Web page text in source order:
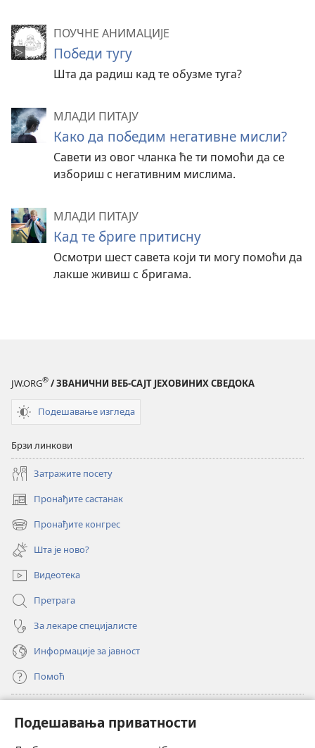
Подешавања приватности
ПОУЧНЕ АНИМАЦИЈЕ
Победи тугу
Шта да радиш кад те обузме туга?
МЛАДИ ПИТАЈУ
Како да победим негативне мисли?
Савети из овог чланка ће ти помоћи да се
избориш с негативним мислима.
МЛАДИ ПИТАЈУ
Кад те бриге притисну
Осмотри шест савета који ти могу помоћи да
лакше живиш с бригама.
JW.ORG® / ЗВАНИЧНИ ВЕБ-САЈТ ЈЕХОВИНИХ СВЕДОКА
Подешавање изгледа
Брзи линкови
Затражите посету
Пронађите састанак
(отвара
нови
прозор)
Пронађите конгрес
(отвара
нови
прозор)
Шта је ново?
Видеотека
Претрага
За лекаре специјалисте
Информације за јавност
Помоћ
(отвара
нови
прозор)